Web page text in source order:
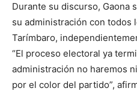
Durante su discurso, Gaona
su administración con todos
Tarímbaro,
“El proceso electoral ya
administración no haremos
por el color del partido”,